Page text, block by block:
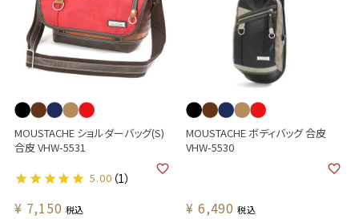
MOUSTACHE ショルダーバッグ(S)
合皮 VHW-5531
¥ 7,150 税込
5.00 （1）
MOUSTACHE ボディバッグ 合皮
VHW-5530
¥ 6,490 税込